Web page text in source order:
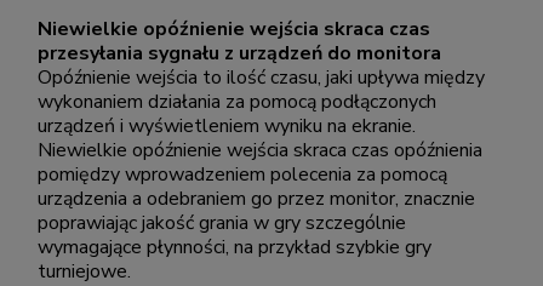
Niewielkie opóźnienie wejścia skraca czas
przesyłania sygnału z urządzeń do monitora
Opóźnienie wejścia to ilość czasu, jaki upływa między
wykonaniem działania za pomocą podłączonych
urządzeń i wyświetleniem wyniku na ekranie.
Niewielkie opóźnienie wejścia skraca czas opóźnienia
pomiędzy wprowadzeniem polecenia za pomocą
urządzenia a odebraniem go przez monitor, znacznie
poprawiając jakość grania w gry szczególnie
wymagające płynności, na przykład szybkie gry
turniejowe.